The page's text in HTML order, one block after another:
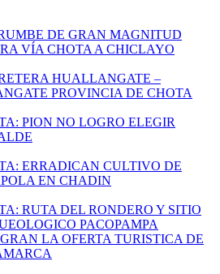
DE GRAN MAGNITUD
VÍA CHOTA A CHICLAYO
HUALLANGATE –
PROVINCIA DE CHOTA
PION NO LOGRO ELEGIR
ERRADICAN CULTIVO DE
EN CHADIN
RUTA DEL RONDERO Y SITIO
PACOPAMPA
LA OFERTA TURISTICA DE